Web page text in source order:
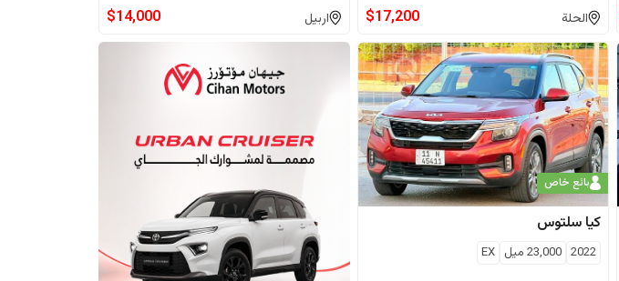
الحلة $17,200 اربيل $14,000
بائع خاص
كيا سلتوس
2022
23,000 ميل EX